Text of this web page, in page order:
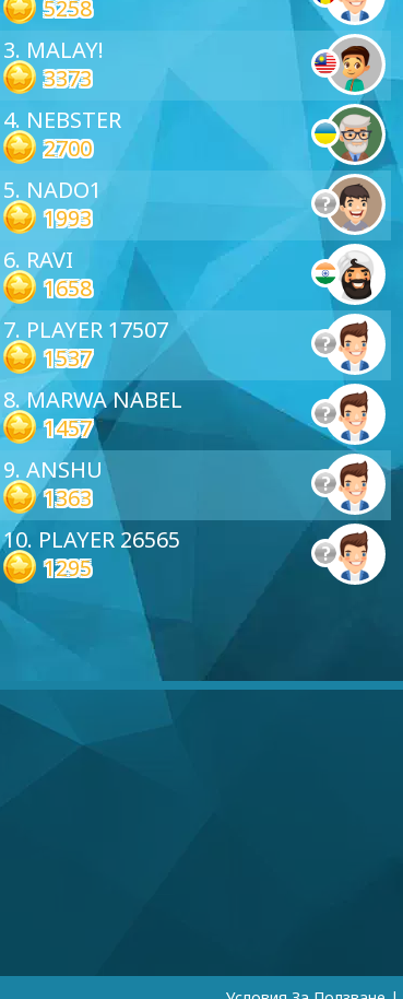
5258
3. MALAY!
3373
4. NEBSTER
2700
5. NADO1
1993
6. RAVI
1658
7. PLAYER 17507
1537
8. MARWA NABEL
1457
9. ANSHU
1363
10. PLAYER 26565
1295